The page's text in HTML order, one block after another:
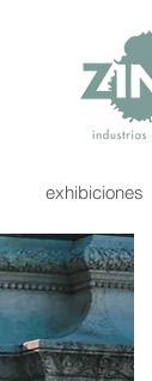
exhibiciones